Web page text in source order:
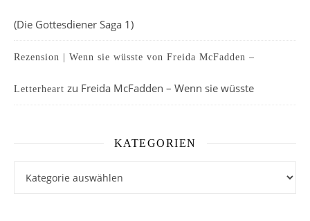
(Die Gottesdiener Saga 1)
Rezension | Wenn sie wüsste von Freida McFadden –
Letterheart zu Freida McFadden – Wenn sie wüsste
KATEGORIEN